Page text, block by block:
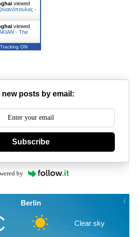
viewed
-
viewed
- The
Tracking ON
new posts by email:
Subscribe
by
Berlin
Clear sky